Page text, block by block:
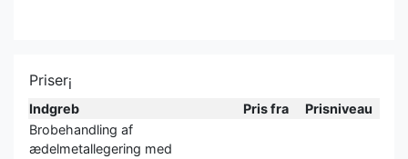
Priseri
Indgreb Pris fra
Prisniveau
Brobehandling af
ædelmetallegering med